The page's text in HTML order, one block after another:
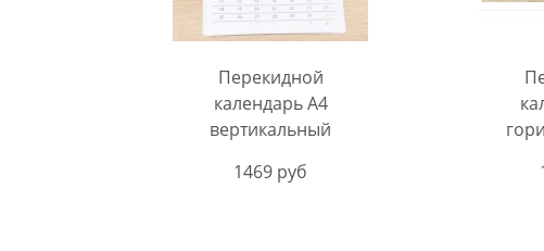
Перекидной
календарь A4
вертикальный
1469 руб